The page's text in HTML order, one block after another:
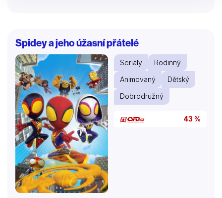
Spidey a jeho úžasní přátelé
Seriály
Rodinný
Animovaný
Dětský
Dobrodružný
43 %